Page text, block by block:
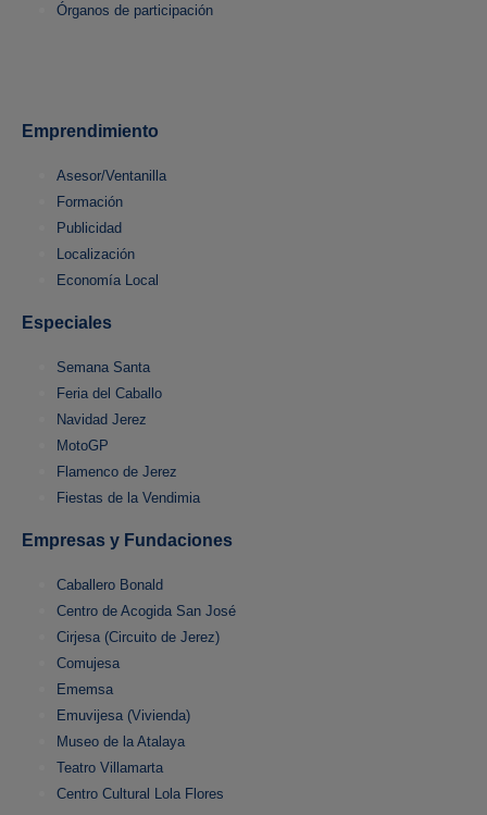
Órganos de participación
Emprendimiento
Asesor/Ventanilla
Formación
Publicidad
Localización
Economía Local
Especiales
Semana Santa
Feria del Caballo
Navidad Jerez
MotoGP
Flamenco de Jerez
Fiestas de la Vendimia
Empresas y Fundaciones
Caballero Bonald
Centro de Acogida San José
Cirjesa (Circuito de Jerez)
Comujesa
Ememsa
Emuvijesa (Vivienda)
Museo de la Atalaya
Teatro Villamarta
Centro Cultural Lola Flores